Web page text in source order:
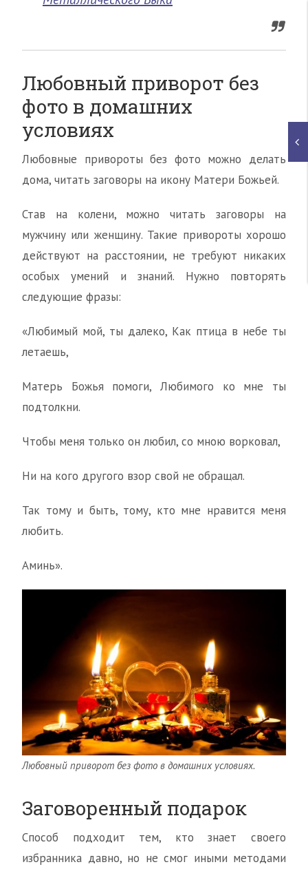
Любовный приворот без
фото в домашних
условиях
Любовные привороты без фото можно делать
дома, читать заговоры на икону Матери Божьей.
Став на колени, можно читать заговоры на
мужчину или женщину. Такие привороты хорошо
действуют на расстоянии, не требуют никаких
особых умений и знаний. Нужно повторять
следующие фразы:
«Любимый мой, ты далеко, Как птица в небе ты
летаешь,
Матерь Божья помоги, Любимого ко мне ты
подтолкни.
Чтобы меня только он любил, со мною ворковал,
Ни на кого другого взор свой не обращал.
Так тому и быть, тому, кто мне нравится меня
любить.
Аминь».
Любовный приворот без фото в домашних условиях.
Заговоренный подарок
Способ подходит тем, кто знает своего
избранника давно, но не смог иными методами